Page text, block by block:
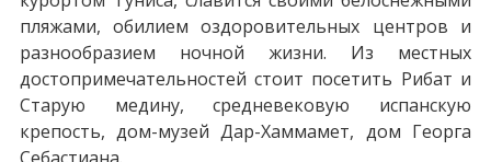
пляжами, обилием оздоровительных центров и
разнообразием ночной жизни. Из местных
достопримечательностей стоит посетить Рибат и
Старую медину, средневековую испанскую
крепость, дом-музей Дар-Хаммамет, дом Георга